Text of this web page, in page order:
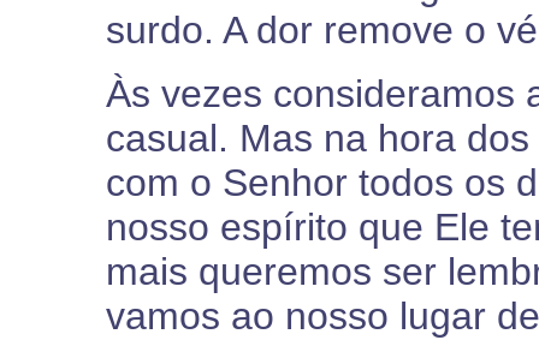
surdo. A dor remove o
Às vezes consideramos
casual. Mas na hora
com o Senhor todos os
nosso espírito que Ele
mais queremos ser
vamos ao nosso lugar